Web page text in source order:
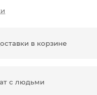
в корзине
с людьми